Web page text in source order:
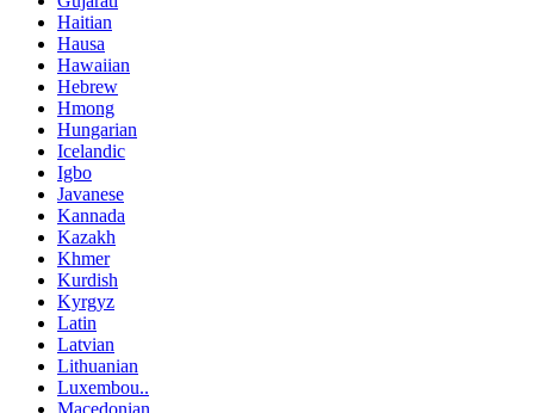
Haitian
Hausa
Hawaiian
Hebrew
Hmong
Hungarian
Icelandic
Igbo
Javanese
Kannada
Kazakh
Khmer
Kurdish
Kyrgyz
Latin
Latvian
Lithuanian
Luxembou..
Macedonian